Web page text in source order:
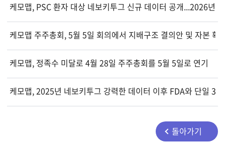
케모맵, PSC 환자 대상 네보키투그 신규 데이터 공개...2026년
케모맵 주주총회, 5월 5일 회의에서 지배구조 결의안 및 자본 확
케모맵, 정족수 미달로 4월 28일 주주총회를 5월 5일로 연기
케모맵, 2025년 네보키투그 강력한 데이터 이후 FDA와 단일 3
돌아가기